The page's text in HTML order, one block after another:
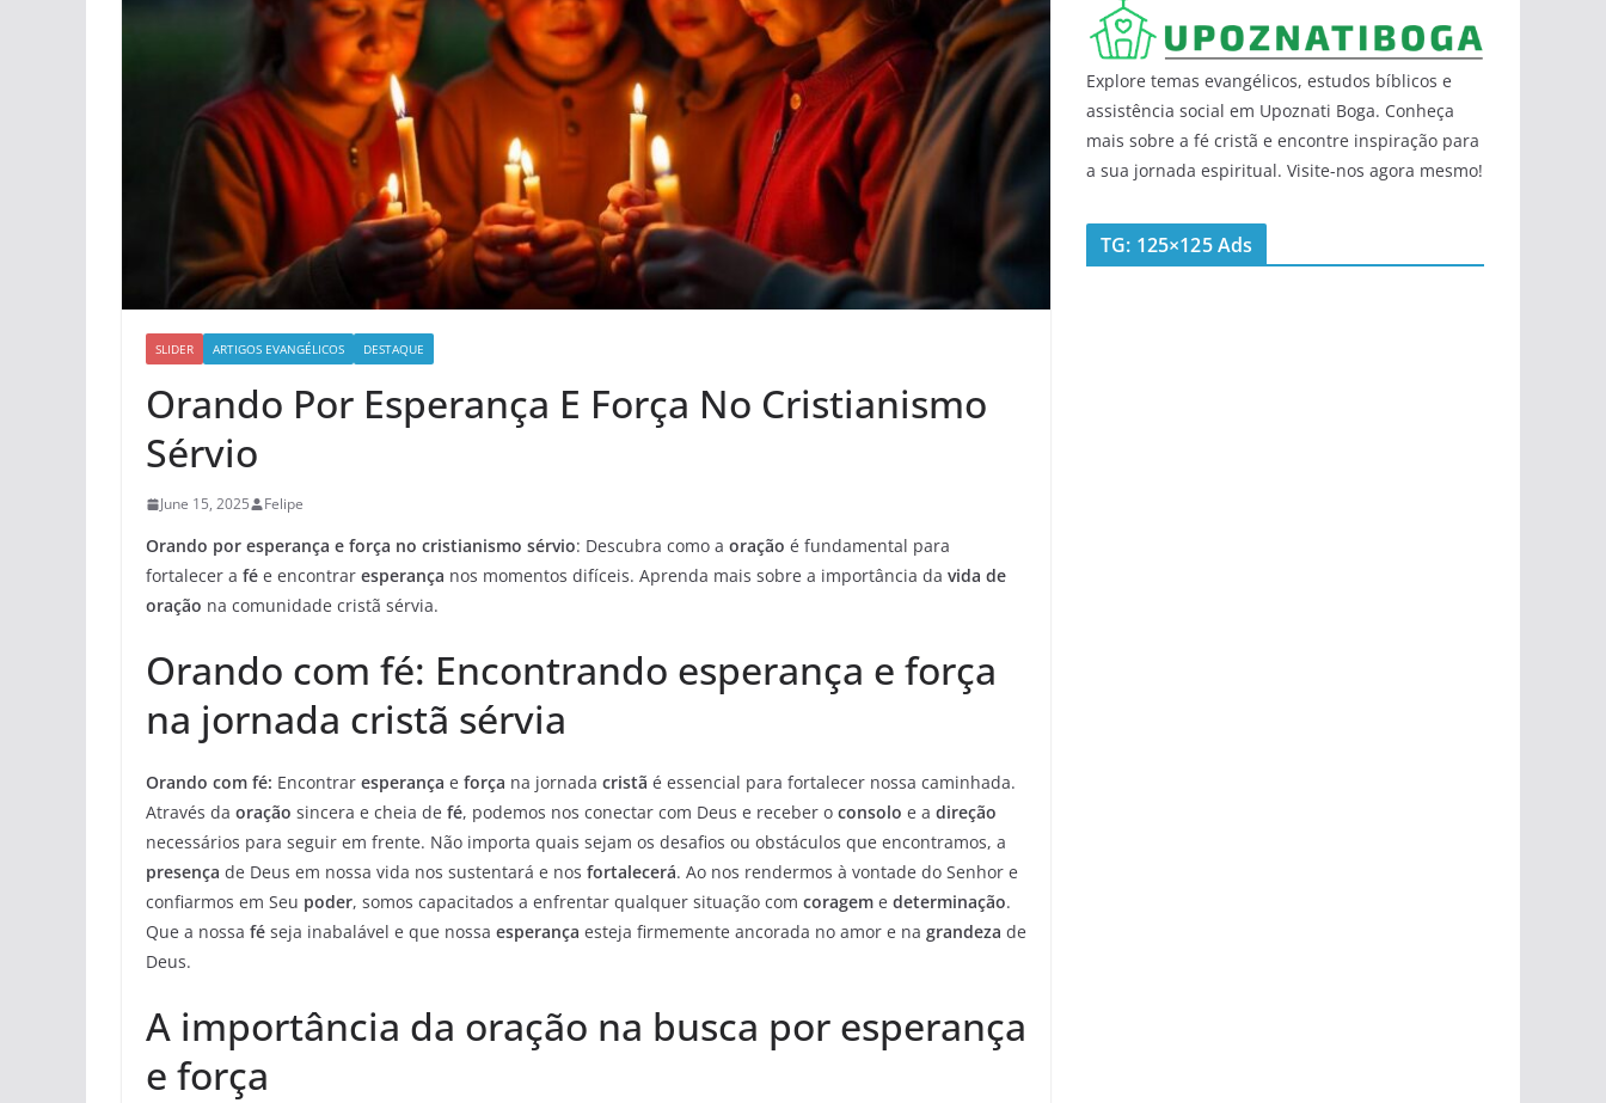
SLIDER ARTIGOS EVANGÉLICOS DESTAQUE
Orando Por Esperança E Força No Cristianismo
Sérvio
June 15, 2025 Felipe
Orando por esperança e força no cristianismo sérvio: Descubra como a oração é fundamental para
fortalecer a fé e encontrar esperança nos momentos difíceis. Aprenda mais sobre a importância da vida de
oração na comunidade cristã sérvia.
Orando com fé: Encontrando esperança e força
na jornada cristã sérvia
Orando com fé: Encontrar esperança e força na jornada cristã é essencial para fortalecer nossa caminhada.
Através da oração sincera e cheia de fé, podemos nos conectar com Deus e receber o consolo e a direção
necessários para seguir em frente. Não importa quais sejam os desafios ou obstáculos que encontramos, a
presença de Deus em nossa vida nos sustentará e nos fortalecerá. Ao nos rendermos à vontade do Senhor e
confiarmos em Seu poder, somos capacitados a enfrentar qualquer situação com coragem e determinação.
Que a nossa fé seja inabalável e que nossa esperança esteja firmemente ancorada no amor e na grandeza de
Deus.
A importância da oração na busca por esperança
e força
Explore temas evangélicos, estudos bíblicos e
assistência social em Upoznati Boga. Conheça
mais sobre a fé cristã e encontre inspiração para
a sua jornada espiritual. Visite-nos agora mesmo!
TG: 125×125 Ads